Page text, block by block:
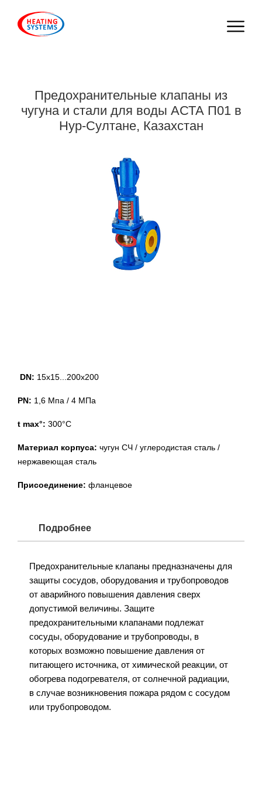
Предохранительные клапаны из
чугуна и стали для воды АСТА П01 в
Нур-Султане, Казахстан
DN: 15х15...200х200
PN: 1,6 Мпа / 4 МПа
t max°: 300°С
Материал корпуса: чугун СЧ / углеродистая сталь /
нержавеющая сталь
Присоединение: фланцевое
Подробнее
Предохранительные клапаны предназначены для
защиты сосудов, оборудования и трубопроводов
от аварийного повышения давления сверх
допустимой величины. Защите
предохранительными клапанами подлежат
сосуды, оборудование и трубопроводы, в
которых возможно повышение давления от
питающего источника, от химической реакции, от
обогрева подогревателя, от солнечной радиации,
в случае возникновения пожара рядом с сосудом
или трубопроводом.